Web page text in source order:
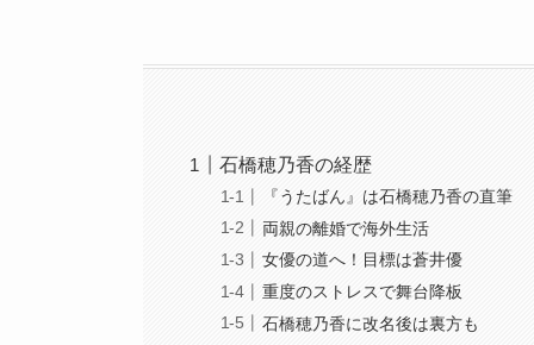
石橋穂乃香の経歴
『うたばん』は石橋穂乃香の直筆
両親の離婚で海外生活
女優の道へ！目標は蒼井優
重度のストレスで舞台降板
石橋穂乃香に改名後は裏方も